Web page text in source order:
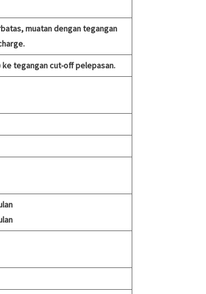
muatan dengan tegangan
ke tegangan cut-off pelepasan.